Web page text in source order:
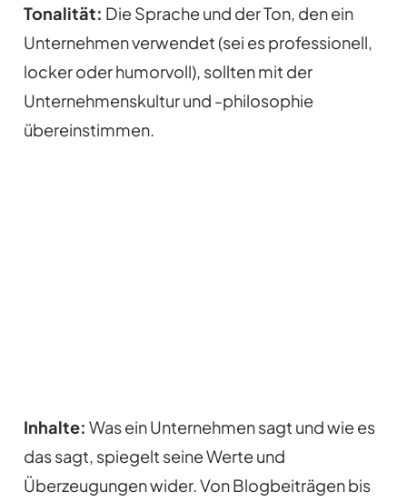
Tonalität: Die Sprache und der Ton, den ein
Unternehmen verwendet (sei es professionell,
locker oder humorvoll), sollten mit der
Unternehmenskultur und -philosophie
übereinstimmen.
Inhalte: Was ein Unternehmen sagt und wie es
das sagt, spiegelt seine Werte und
Überzeugungen wider. Von Blogbeiträgen bis